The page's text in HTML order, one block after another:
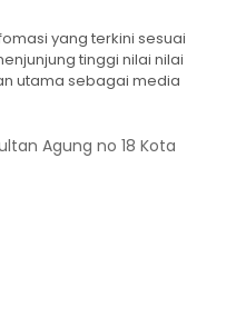
yang terkini sesuai
tinggi nilai nilai
utama sebagai media
Agung no 18 Kota